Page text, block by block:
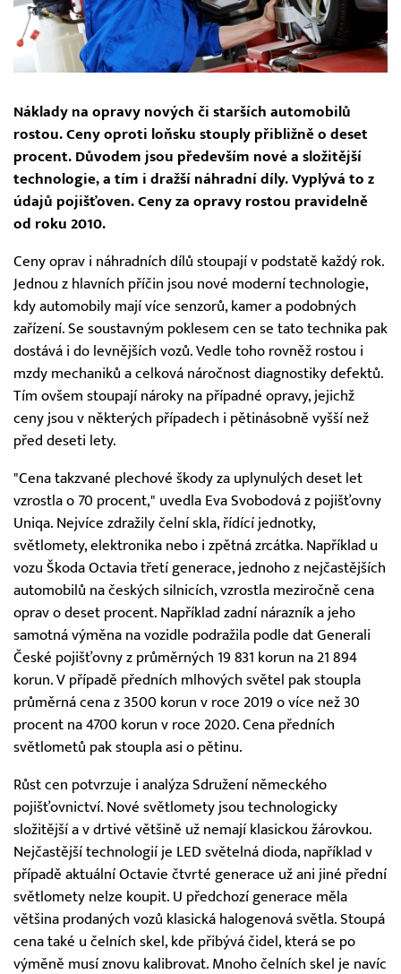
Náklady na opravy nových či starších automobilů
rostou. Ceny oproti loňsku stouply přibližně o deset
procent. Důvodem jsou především nové a složitější
technologie, a tím i dražší náhradní díly. Vyplývá to z
údajů pojišťoven. Ceny za opravy rostou pravidelně
od roku 2010.
Ceny oprav i náhradních dílů stoupají v podstatě každý rok.
Jednou z hlavních příčin jsou nové moderní technologie,
kdy automobily mají více senzorů, kamer a podobných
zařízení. Se soustavným poklesem cen se tato technika pak
dostává i do levnějších vozů. Vedle toho rovněž rostou i
mzdy mechaniků a celková náročnost diagnostiky defektů.
Tím ovšem stoupají nároky na případné opravy, jejichž
ceny jsou v některých případech i pětinásobně vyšší než
před deseti lety.
"Cena takzvané plechové škody za uplynulých deset let
vzrostla o 70 procent," uvedla Eva Svobodová z pojišťovny
Uniqa. Nejvíce zdražily čelní skla, řídící jednotky,
světlomety, elektronika nebo i zpětná zrcátka. Například u
vozu Škoda Octavia třetí generace, jednoho z nejčastějších
automobilů na českých silnicích, vzrostla meziročně cena
oprav o deset procent. Například zadní nárazník a jeho
samotná výměna na vozidle podražila podle dat Generali
České pojišťovny z průměrných 19 831 korun na 21 894
korun. V případě předních mlhových světel pak stoupla
průměrná cena z 3500 korun v roce 2019 o více než 30
procent na 4700 korun v roce 2020. Cena předních
světlometů pak stoupla asi o pětinu.
Růst cen potvrzuje i analýza Sdružení německého
pojišťovnictví. Nové světlomety jsou technologicky
složitější a v drtivé většině už nemají klasickou žárovkou.
Nejčastější technologií je LED světelná dioda, například v
případě aktuální Octavie čtvrté generace už ani jiné přední
světlomety nelze koupit. U předchozí generace měla
většina prodaných vozů klasická halogenová světla. Stoupá
cena také u čelních skel, kde přibývá čidel, která se po
výměně musí znovu kalibrovat. Mnoho čelních skel je navíc